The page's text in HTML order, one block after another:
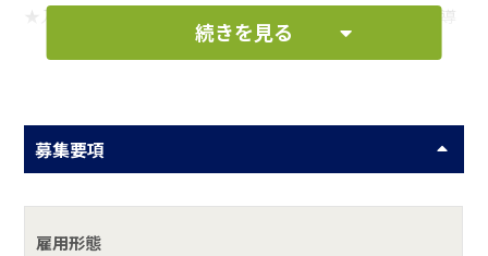
★入社時研修（基本となる業務知識及び動作の両面から指導
★事故研修
続きを見る
募集要項
雇用形態